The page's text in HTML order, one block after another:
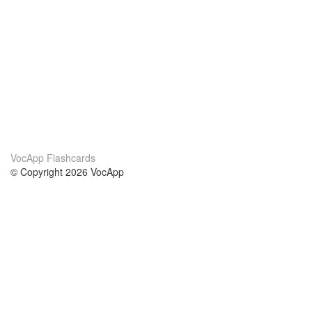
VocApp Flashcards
© Copyright 2026 VocApp